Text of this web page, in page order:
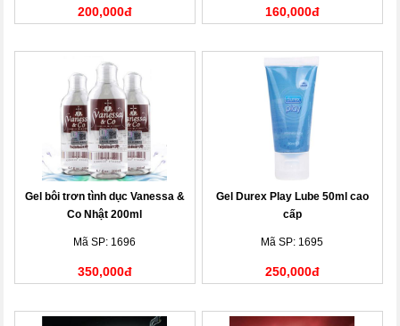
200,000đ 160,000đ
Gel bôi trơn tình dục Vanessa &
Co Nhật 200ml
Mã SP: 1696
350,000đ
Gel Durex Play Lube 50ml cao
cấp
Mã SP: 1695
250,000đ